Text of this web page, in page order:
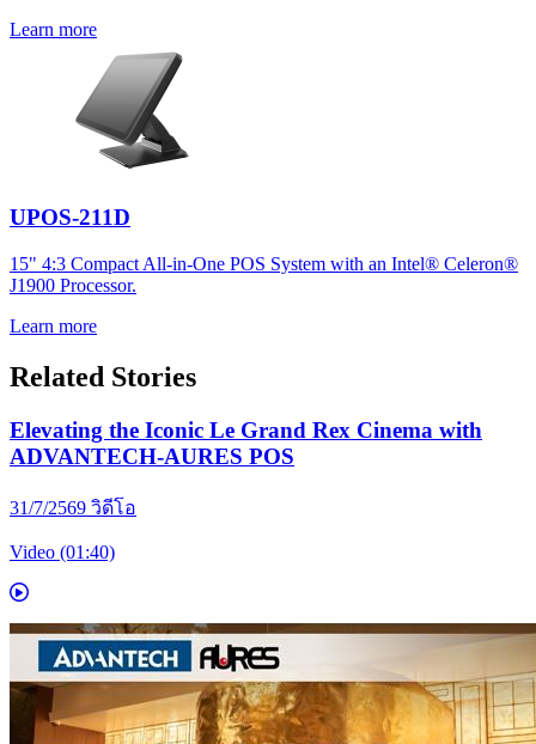
Learn more
UPOS-211D
15" 4:3 Compact All-in-One POS System with an Intel® Celeron®
J1900 Processor.
Learn more
Related Stories
Elevating the Iconic Le Grand Rex Cinema with
ADVANTECH-AURES POS
31/7/2569 วิดีโอ
Video (01:40)